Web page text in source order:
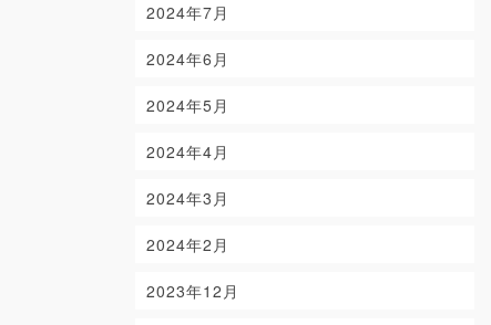
2024年7月
2024年6月
2024年5月
2024年4月
2024年3月
2024年2月
2023年12月